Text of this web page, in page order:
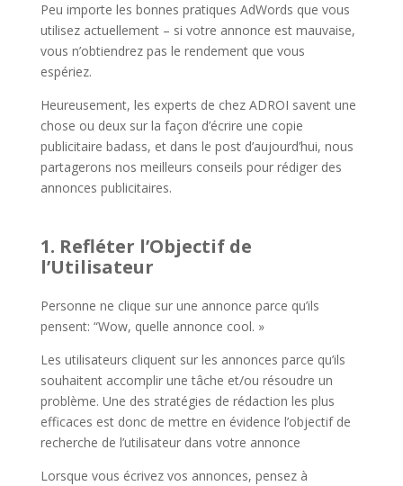
Peu importe les bonnes pratiques AdWords que vous
utilisez actuellement – si votre annonce est mauvaise,
vous n’obtiendrez pas le rendement que vous
espériez.
Heureusement, les experts de chez ADROI savent une
chose ou deux sur la façon d’écrire une copie
publicitaire badass, et dans le post d’aujourd’hui, nous
partagerons nos meilleurs conseils pour rédiger des
annonces publicitaires.
1. Refléter l’Objectif de
l’Utilisateur
Personne ne clique sur une annonce parce qu’ils
pensent: “Wow, quelle annonce cool. »
Les utilisateurs cliquent sur les annonces parce qu’ils
souhaitent accomplir une tâche et/ou résoudre un
problème. Une des stratégies de rédaction les plus
efficaces est donc de mettre en évidence l’objectif de
recherche de l’utilisateur dans votre annonce
Lorsque vous écrivez vos annonces, pensez à